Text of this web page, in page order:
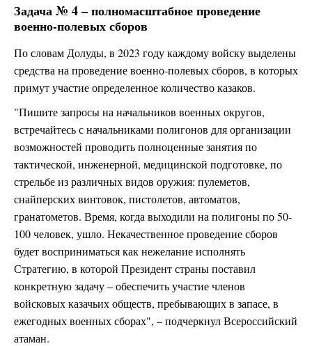
Задача № 4 – полномасштабное проведение
военно-полевых сборов
По словам Долуды, в 2023 году каждому войску выделены
средства на проведение военно-полевых сборов, в которых
примут участие определенное количество казаков.
"Пишите запросы на начальников военных округов,
встречайтесь с начальниками полигонов для организации
возможностей проводить полноценные занятия по
тактической, инженерной, медицинской подготовке, по
стрельбе из различных видов оружия: пулеметов,
снайперских винтовок, пистолетов, автоматов,
гранатометов. Время, когда выходили на полигоны по 50-
100 человек, ушло. Некачественное проведение сборов
будет восприниматься как нежелание исполнять
Стратегию, в которой Президент страны поставил
конкретную задачу – обеспечить участие членов
войсковых казачьих обществ, пребывающих в запасе, в
ежегодных военных сборах", – подчеркнул Всероссийский
атаман.